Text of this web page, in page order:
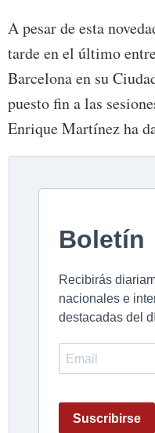
A pesar de esta
tarde en el último
Barcelona en su
puesto fin a las
Enrique Martínez ha